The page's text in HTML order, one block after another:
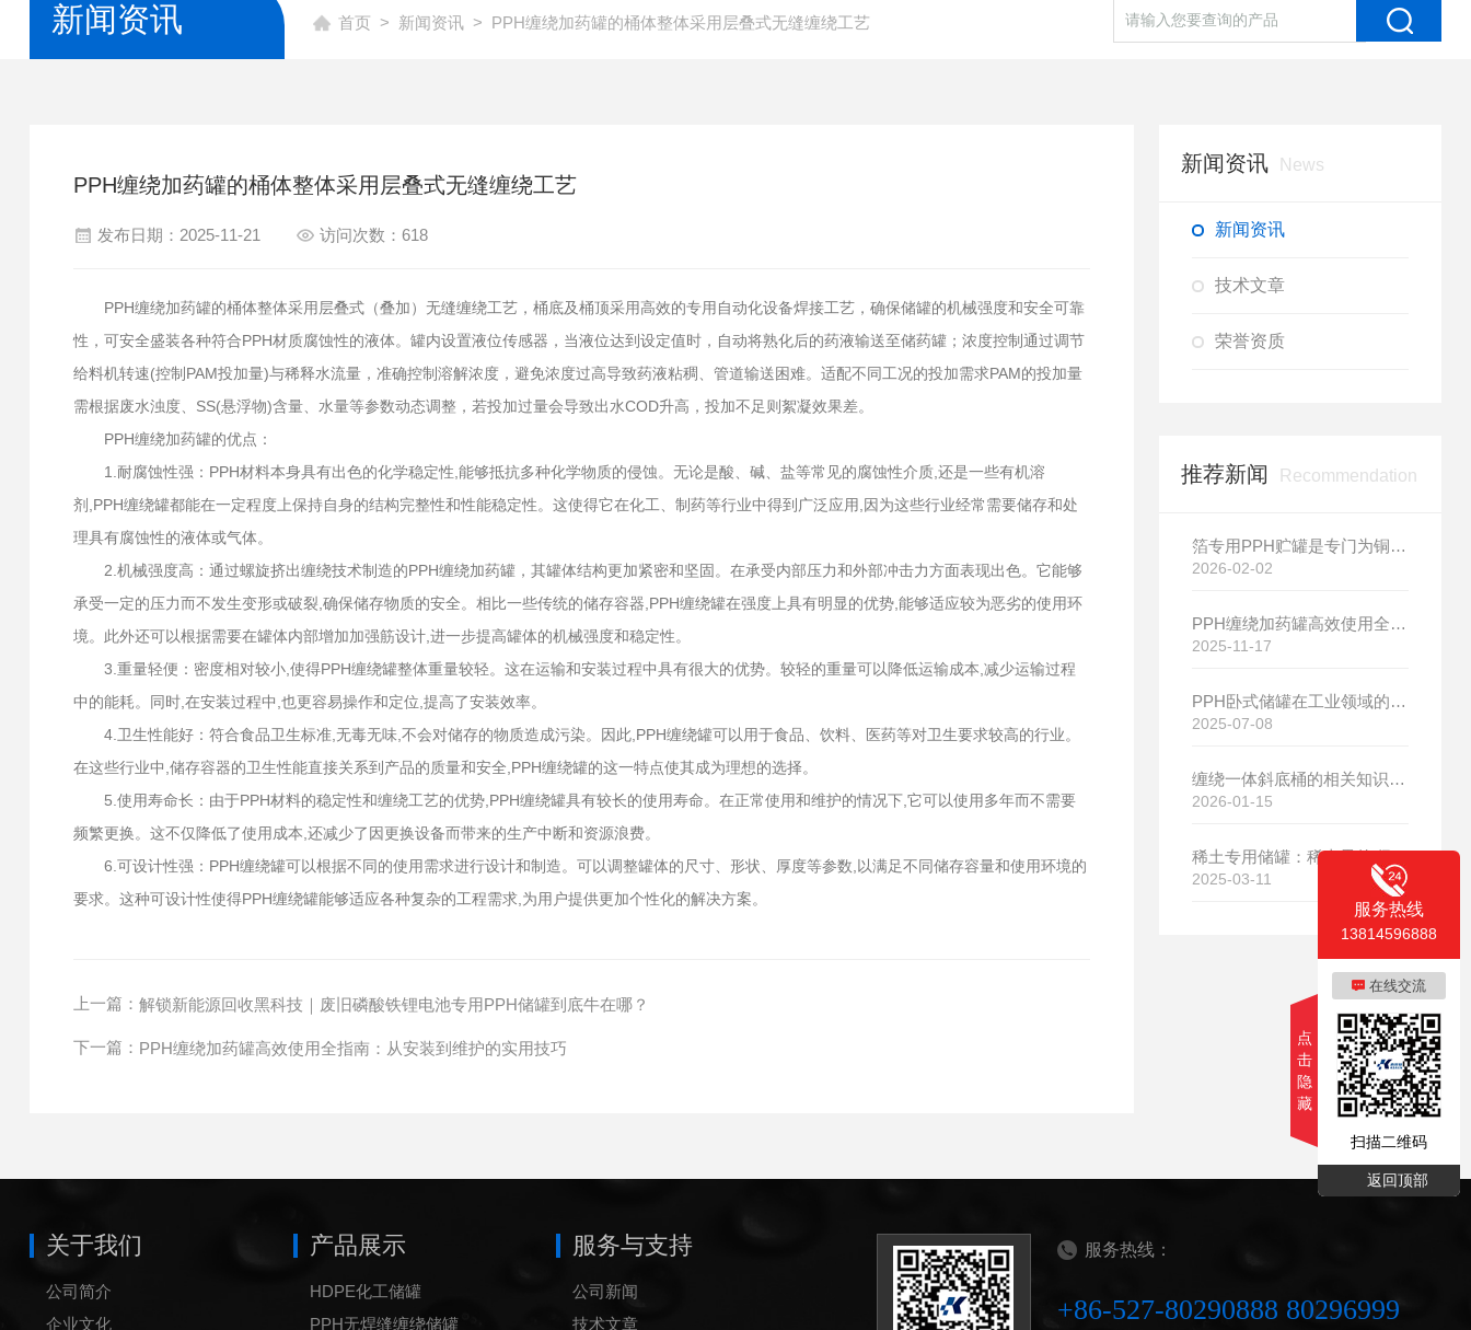
新闻资讯 首页 > 新闻资讯> PPH缠绕加药罐的桶体整体采用层叠式无缝缠绕工艺
PPH缠绕加药罐的桶体整体采用层叠式无缝缠绕工艺
发布日期：2025-11-21 访问次数：618
PPH缠绕加药罐的桶体整体采用层叠式（叠加）无缝缠绕工艺，桶底及桶顶采用高效的专用自动化设备焊接工艺，确保储罐的机械强度和安全可靠
性，可安全盛装各种符合PPH材质腐蚀性的液体。罐内设置液位传感器，当液位达到设定值时，自动将熟化后的药液输送至储药罐；浓度控制通过调节
给料机转速(控制PAM投加量)与稀释水流量，准确控制溶解浓度，避免浓度过高导致药液粘稠、管道输送困难。适配不同工况的投加需求PAM的投加量
需根据废水浊度、SS(悬浮物)含量、水量等参数动态调整，若投加过量会导致出水COD升高，投加不足则絮凝效果差。
PPH缠绕加药罐的优点：
1.耐腐蚀性强：PPH材料本身具有出色的化学稳定性,能够抵抗多种化学物质的侵蚀。无论是酸、碱、盐等常见的腐蚀性介质,还是一些有机溶
剂,PPH缠绕罐都能在一定程度上保持自身的结构完整性和性能稳定性。这使得它在化工、制药等行业中得到广泛应用,因为这些行业经常需要储存和处
理具有腐蚀性的液体或气体。
2.机械强度高：通过螺旋挤出缠绕技术制造的PPH缠绕加药罐，其罐体结构更加紧密和坚固。在承受内部压力和外部冲击力方面表现出色。它能够
承受一定的压力而不发生变形或破裂,确保储存物质的安全。相比一些传统的储存容器,PPH缠绕罐在强度上具有明显的优势,能够适应较为恶劣的使用环
境。此外还可以根据需要在罐体内部增加加强筋设计,进一步提高罐体的机械强度和稳定性。
3.重量轻便：密度相对较小,使得PPH缠绕罐整体重量较轻。这在运输和安装过程中具有很大的优势。较轻的重量可以降低运输成本,减少运输过程
中的能耗。同时,在安装过程中,也更容易操作和定位,提高了安装效率。
4.卫生性能好：符合食品卫生标准,无毒无味,不会对储存的物质造成污染。因此,PPH缠绕罐可以用于食品、饮料、医药等对卫生要求较高的行业。
在这些行业中,储存容器的卫生性能直接关系到产品的质量和安全,PPH缠绕罐的这一特点使其成为理想的选择。
5.使用寿命长：由于PPH材料的稳定性和缠绕工艺的优势,PPH缠绕罐具有较长的使用寿命。在正常使用和维护的情况下,它可以使用多年而不需要
频繁更换。这不仅降低了使用成本,还减少了因更换设备而带来的生产中断和资源浪费。
6.可设计性强：PPH缠绕罐可以根据不同的使用需求进行设计和制造。可以调整罐体的尺寸、形状、厚度等参数,以满足不同储存容量和使用环境的
要求。这种可设计性使得PPH缠绕罐能够适应各种复杂的工程需求,为用户提供更加个性化的解决方案。
上一篇： 解锁新能源回收黑科技｜废旧磷酸铁锂电池专用PPH储罐到底牛在哪？
下一篇： PPH缠绕加药罐高效使用全指南：从安装到维护的实用技巧
新闻资讯 News
新闻资讯
技术文章
荣誉资质
推荐新闻 Recommendation
箔专用PPH贮罐是专门为铜箔生产工艺量身打造的存储设备
2026-02-02
PPH缠绕加药罐高效使用全指南：从安装到维护的实用技巧
2025-11-17
PPH卧式储罐在工业领域的应用与设计要点解析
2025-07-08
缠绕一体斜底桶的相关知识介绍
2026-01-15
稀土专用储罐：稀土界的'保鲜盒'，让稀土更耐用、更值钱！
2025-03-11
关于我们
公司简介
企业文化
产品展示
HDPE化工储罐
PPH无焊缝缠绕储罐
服务与支持
公司新闻
技术文章
服务热线：
+86-527-80290888 80296999
服务热线
13814596888
在线交流
点
击
隐
藏
扫描二维码
返回顶部